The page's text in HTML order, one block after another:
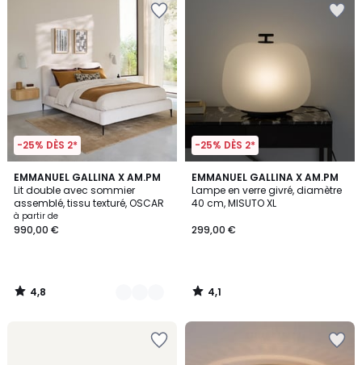
-25% DÈS 2*
EMMANUEL GALLINA X AM.PM
Lit double avec sommier
assemblé, tissu texturé, OSCAR
à partir de
990,00 €
4,8
/ 5
2
Couleurs
4,8
/
-25% DÈS 2*
EMMANUEL GALLINA X AM.PM
Lampe en verre givré, diamètre
40 cm, MISUTO XL
299,00 €
4,1
/ 5
4,1
/